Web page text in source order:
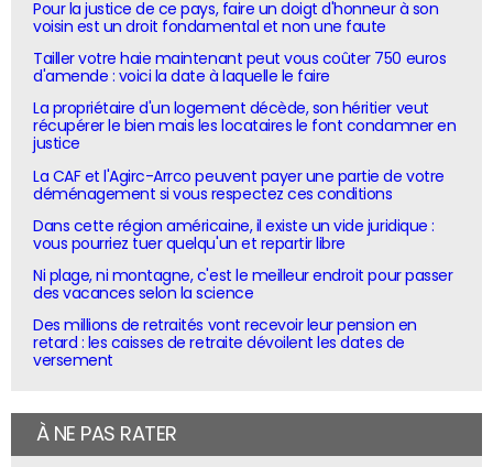
Pour la justice de ce pays, faire un doigt d'honneur à son
voisin est un droit fondamental et non une faute
Tailler votre haie maintenant peut vous coûter 750 euros
d'amende : voici la date à laquelle le faire
La propriétaire d'un logement décède, son héritier veut
récupérer le bien mais les locataires le font condamner en
justice
La CAF et l'Agirc-Arrco peuvent payer une partie de votre
déménagement si vous respectez ces conditions
Dans cette région américaine, il existe un vide juridique :
vous pourriez tuer quelqu'un et repartir libre
Ni plage, ni montagne, c'est le meilleur endroit pour passer
des vacances selon la science
Des millions de retraités vont recevoir leur pension en
retard : les caisses de retraite dévoilent les dates de
versement
À NE PAS RATER